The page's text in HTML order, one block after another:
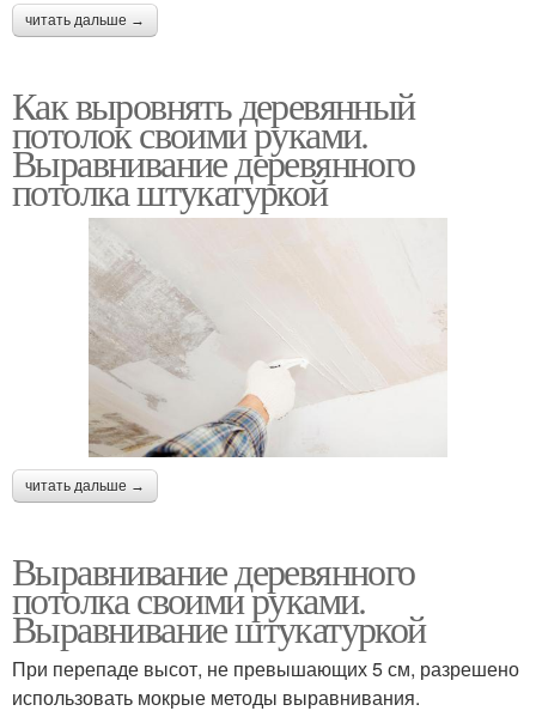
читать дальше →
Как выровнять деревянный
потолок своими руками.
Выравнивание деревянного
потолка штукатуркой
читать дальше →
Выравнивание деревянного
потолка своими руками.
Выравнивание штукатуркой
При перепаде высот, не превышающих 5 см, разрешено
использовать мокрые методы выравнивания.